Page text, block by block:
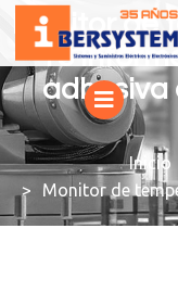
Monitor de
T3
adhesiva
You are here:
Monitor de